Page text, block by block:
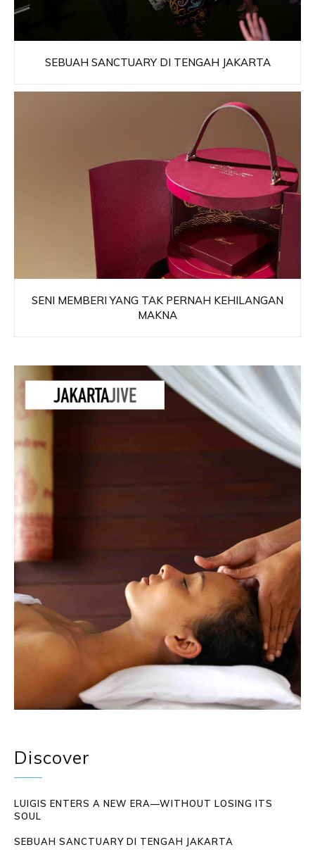
SEBUAH SANCTUARY DI TENGAH JAKARTA
SENI MEMBERI YANG TAK PERNAH KEHILANGAN
MAKNA
Discover
LUIGIS ENTERS A NEW ERA—WITHOUT LOSING ITS
SOUL
SEBUAH SANCTUARY DI TENGAH JAKARTA